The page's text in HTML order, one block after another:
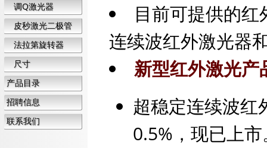
调Q激光器
皮秒激光二极管
法拉第旋转器
尺寸
产品目录
招聘信息
联系我们
目前可提供的
连续波红外激光器
新型红外激光产
超稳定连续波红
0.5%，现已上